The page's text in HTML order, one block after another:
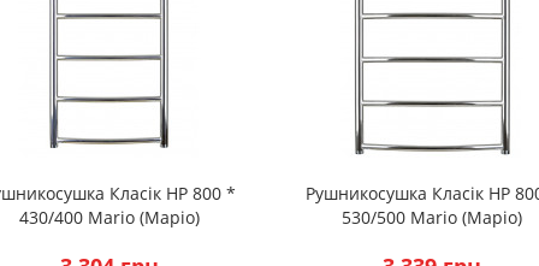
Класік HP 800 *
430/400 Mario (Маріо)
Рушникосушка Класік HP
530/500 Mario (Маріо)